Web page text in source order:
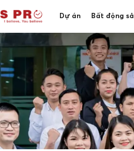
Dự án Bất động